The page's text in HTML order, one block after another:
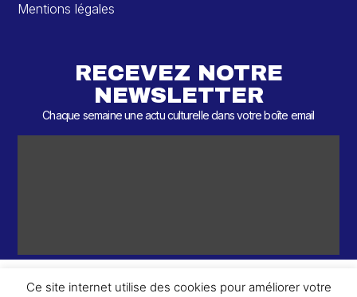
Mentions légales
RECEVEZ NOTRE
NEWSLETTER
Chaque semaine une actu culturelle dans votre boîte email
Ce site internet utilise des cookies pour améliorer votre